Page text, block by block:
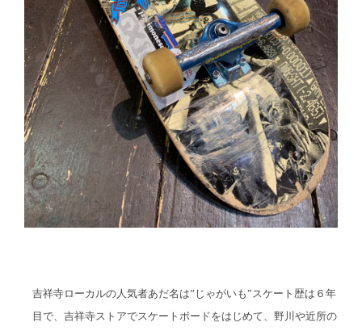
吉祥寺ローカルの人気者あだ名は”じゃがいも”スケート歴は６年
目で、吉祥寺ストアでスケートボードをはじめて、野川や近所の